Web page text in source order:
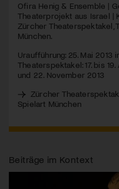
Ofira Henig & Ensemble |
Theaterprojekt aus Israel |
Zürcher Theaterspektakel,
München.
Uraufführung: 25. Mai
Theaterspektakel: 17. bis
und 22. November 2013
Zürcher
Spielart München
Beiträge im Kontext